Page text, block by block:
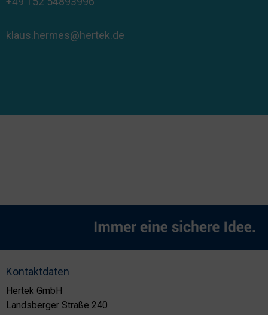
klaus.hermes@hertek.de
Kontaktdaten
Hertek GmbH
Landsberger Straße 240